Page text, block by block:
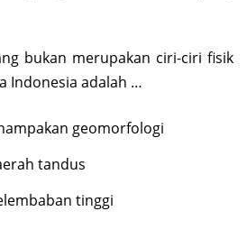
bukan merupakan ciri-ciri fisik
Indonesia adalah …
geomorfologi
tandus
tinggi